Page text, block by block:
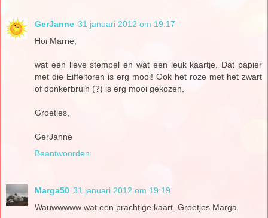
GerJanne 31 januari 2012 om 19:17
Hoi Marrie,
wat een lieve stempel en wat een leuk kaartje. Dat papier
met die Eiffeltoren is erg mooi! Ook het roze met het zwart
of donkerbruin (?) is erg mooi gekozen.
Groetjes,
GerJanne
Beantwoorden
Marga50 31 januari 2012 om 19:19
Wauwwwww wat een prachtige kaart. Groetjes Marga.